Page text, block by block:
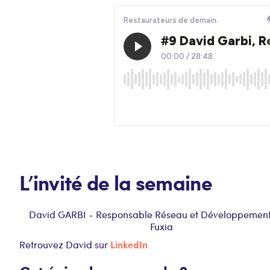
L’invité de la semaine
David GARBI - Responsable Réseau et
Fuxia
Retrouvez David sur LinkedIn